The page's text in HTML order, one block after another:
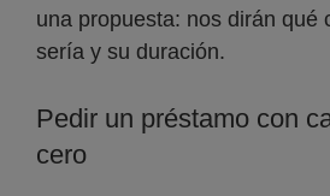
una propuesta: nos dirán qué
sería y su duración.
Pedir un préstamo con
cero